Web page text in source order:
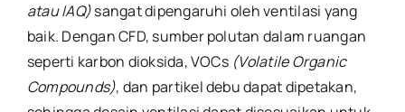
atau IAQ)sangat dipengaruhi oleh ventilasi yang
baik. Dengan CFD, sumber polutan dalam ruangan
seperti karbon dioksida, VOCs (Volatile Organic
Compounds), dan partikel debu dapat dipetakan,